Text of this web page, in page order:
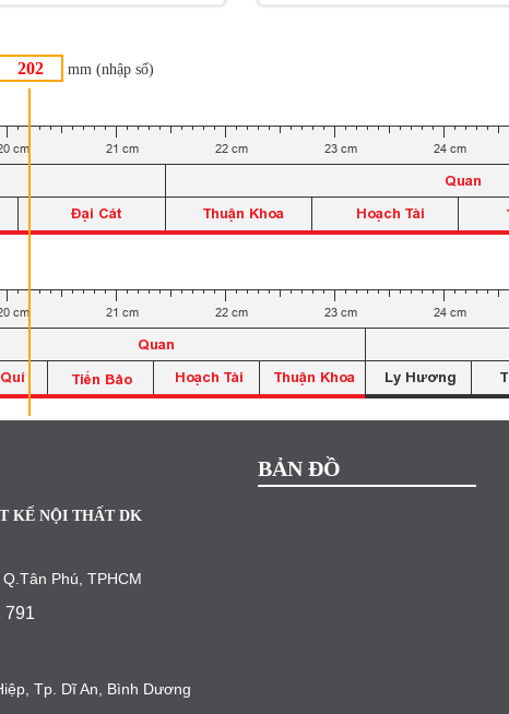
mm (nhập số)
KẾ NỘI THẤT DK
Phú, TPHCM
791
Tp. Dĩ An, Bình Dương
BẢN ĐỒ